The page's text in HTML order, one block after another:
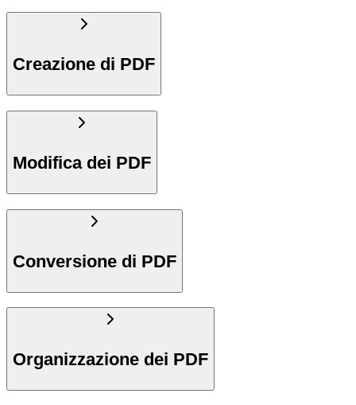
Creazione di PDF
Modifica dei PDF
Conversione di PDF
Organizzazione dei PDF